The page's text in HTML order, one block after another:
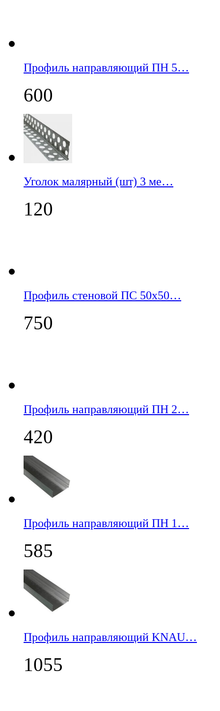
Профиль направляющий ПН 5…
600
Уголок малярный (шт) 3 ме…
120
Профиль стеновой ПС 50х50…
750
Профиль направляющий ПН 2…
420
Профиль направляющий ПН 1…
585
Профиль направляющий KNAU…
1055